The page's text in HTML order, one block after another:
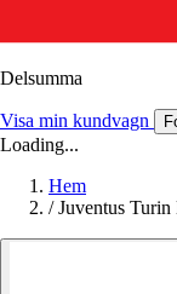
Delsumma
Visa min kundvagn
Loading...
Hem
/ Juventus